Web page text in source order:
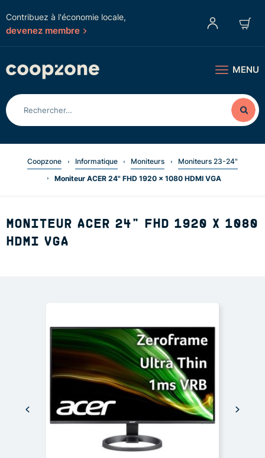
Contribuez à l'économie locale,
devenez membre
MENU
Coopzone Informatique Moniteurs
Moniteurs 23-24"
Moniteur ACER 24" FHD 1920 x 1080 HDMI VGA
MONITEUR ACER 24" FHD 1920 X 1080
HDMI VGA